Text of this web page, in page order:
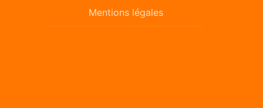
Mentions légales